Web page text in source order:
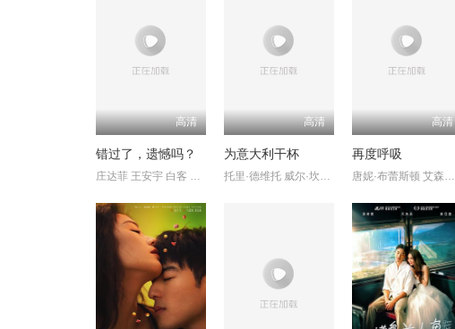
高清
错过了，遗憾吗？
庄达菲 王安宇 白客 敖子逸
高清
为意大利干杯
托里·德维托 威尔·坎普 莉莉·奈特
高清
再度呼吸
唐妮·布蕾斯顿 艾森斯·阿特金斯